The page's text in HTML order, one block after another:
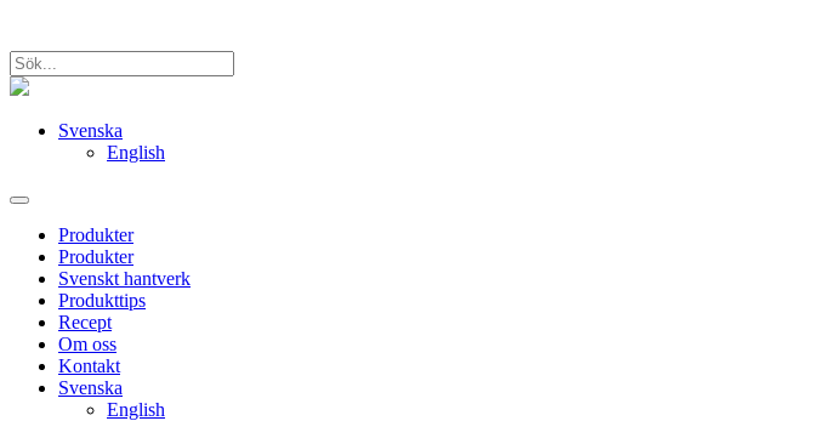
Svenska
English
Produkter
Produkter
Svenskt hantverk
Produkttips
Recept
Om oss
Kontakt
Svenska
English